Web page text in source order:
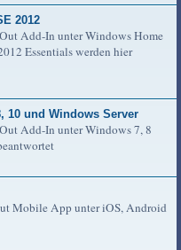
2012
Add-In unter Windows Home
Essentials werden hier
10 und Windows Server
Add-In unter Windows 7, 8
Mobile App unter iOS, Android